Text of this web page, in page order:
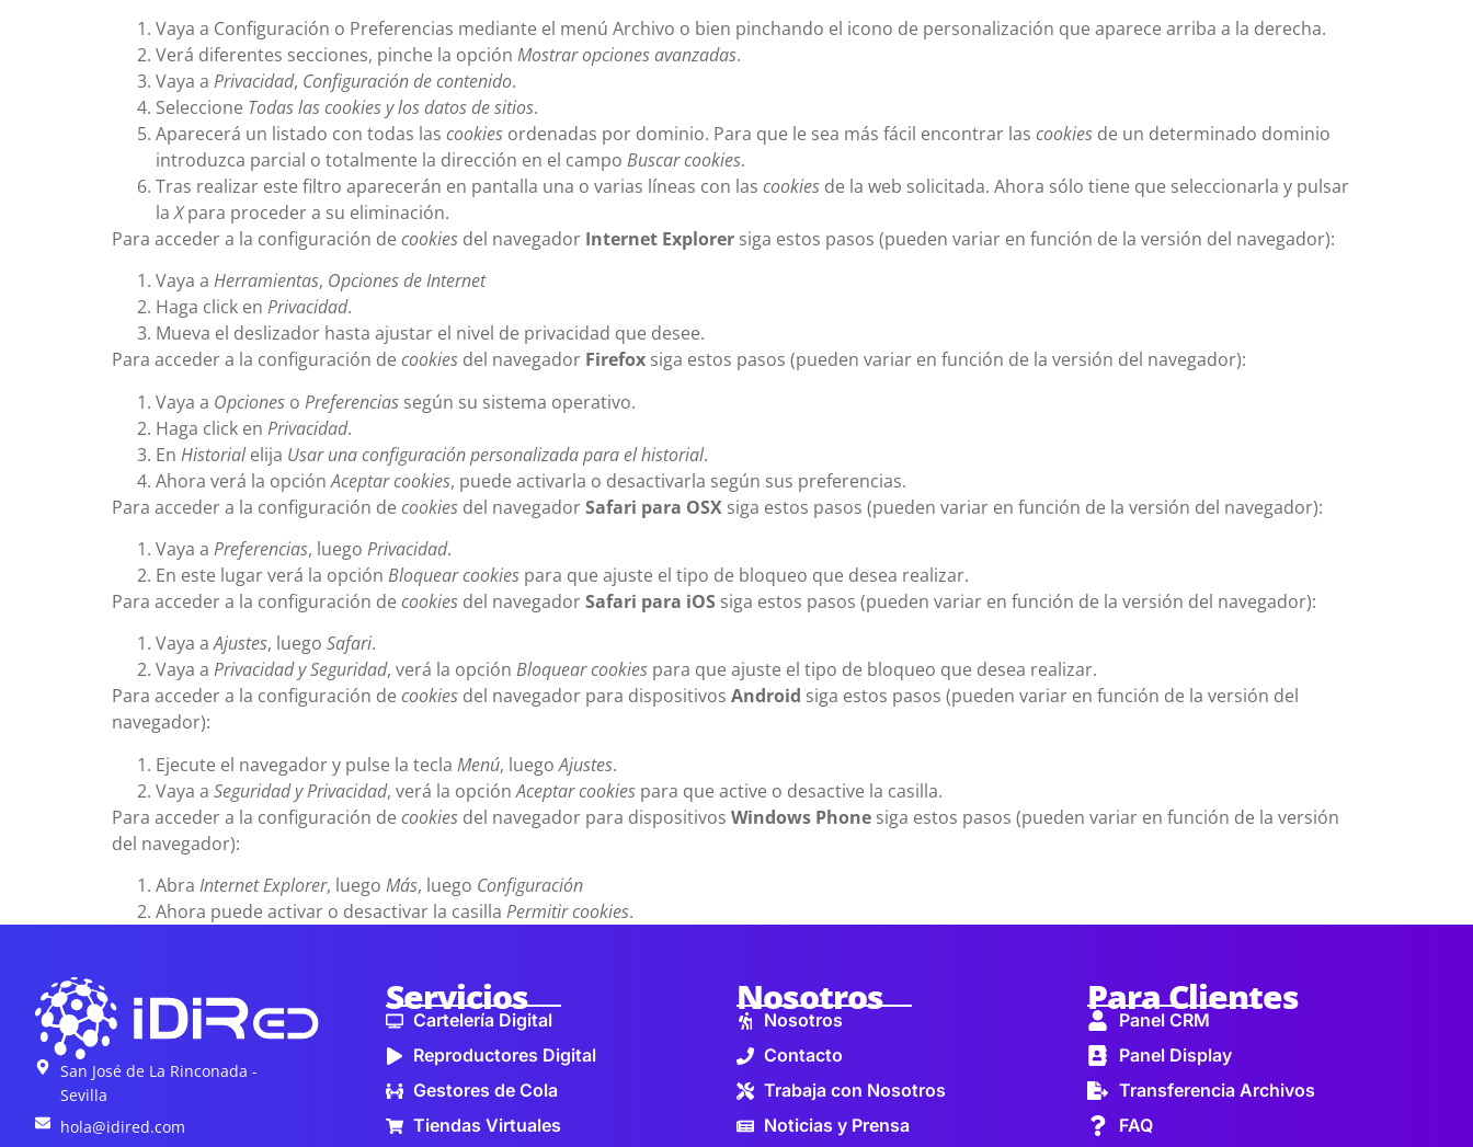
Vaya a Configuración o Preferencias mediante el menú Archivo o bien pinchando el icono de personalización que aparece arriba a la derecha.
Verá diferentes secciones, pinche la opción Mostrar opciones avanzadas.
Vaya a Privacidad, Configuración de contenido.
Seleccione Todas las cookies y los datos de sitios.
Aparecerá un listado con todas las cookies ordenadas por dominio. Para que le sea más fácil encontrar las cookies de un determinado dominio
introduzca parcial o totalmente la dirección en el campo Buscar cookies.
Tras realizar este filtro aparecerán en pantalla una o varias líneas con las cookies de la web solicitada. Ahora sólo tiene que seleccionarla y pulsar
laXpara proceder a su eliminación.
Para acceder a la configuración de cookies del navegador Internet Explorer siga estos pasos (pueden variar en función de la versión del navegador):
Vaya a Herramientas, Opciones de Internet
Haga click en Privacidad.
Mueva el deslizador hasta ajustar el nivel de privacidad que desee.
Para acceder a la configuración de cookies del navegador Firefox siga estos pasos (pueden variar en función de la versión del navegador):
Vaya a Opciones o Preferencias según su sistema operativo.
Haga click en Privacidad.
En Historialelija Usar una configuración personalizada para el historial.
Ahora verá la opciónAceptar cookies, puede activarla o desactivarla según sus preferencias.
Para acceder a la configuración de cookies del navegadorSafari para OSX siga estos pasos (pueden variar en función de la versión del navegador):
Vaya a Preferencias, luego Privacidad.
En este lugar verá la opción Bloquear cookies para que ajuste el tipo de bloqueo que desea realizar.
Para acceder a la configuración de cookies del navegadorSafari para iOS siga estos pasos (pueden variar en función de la versión del navegador):
Vaya aAjustes, luego Safari.
Vaya a Privacidad y Seguridad, verá la opción Bloquear cookies para que ajuste el tipo de bloqueo que desea realizar.
Para acceder a la configuración de cookies del navegador para dispositivos Android siga estos pasos (pueden variar en función de la versión del
navegador):
Ejecute el navegador y pulse la tecla Menú, luegoAjustes.
Vaya a Seguridad y Privacidad, verá la opciónAceptar cookies para que active o desactive la casilla.
Para acceder a la configuración de cookies del navegador para dispositivos Windows Phone siga estos pasos (pueden variar en función de la versión
del navegador):
Abra Internet Explorer, luego Más, luego Configuración
Ahora puede activar o desactivar la casilla Permitir cookies.
San José de La Rinconada -
Sevilla
hola@idired.com
Servicios
Cartelería Digital
Reproductores Digital
Gestores de Cola
Tiendas Virtuales
Nosotros
Nosotros
Contacto
Trabaja con Nosotros
Noticias y Prensa
Para Clientes
Panel CRM
Panel Display
Transferencia Archivos
FAQ